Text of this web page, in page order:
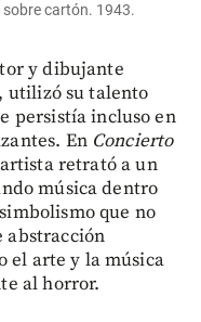
cartón. 1943.
y dibujante
utilizó su talento
persistía incluso en
En Concierto
retrató a un
música dentro
que no
abstracción
el arte y la música
al horror.